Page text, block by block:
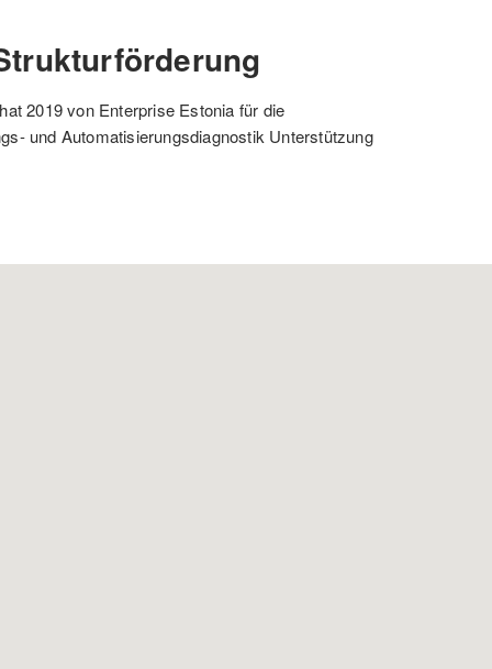
2019 von Enterprise Estonia für die
und Automatisierungsdiagnostik Unterstützung